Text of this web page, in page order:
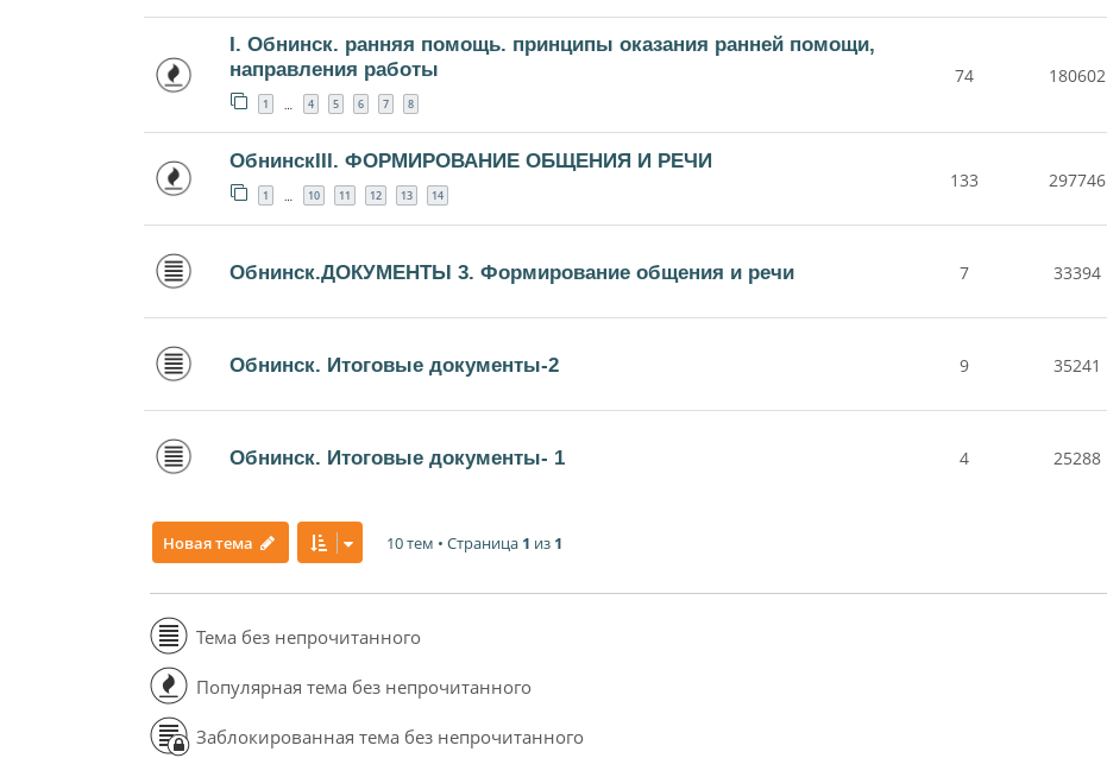
I. Обнинск. ранняя помощь. принципы оказания ранней помощи,
направления работы
1 … 4 5 6 7 8
74 180602
ОбнинскIII. ФОРМИРОВАНИЕ ОБЩЕНИЯ И РЕЧИ
1 … 10 11 12 13 14
133 297746
Обнинск.ДОКУМЕНТЫ 3. Формирование общения и речи 7 33394
Обнинск. Итоговые документы-2 9 35241
Обнинск. Итоговые документы- 1 4 25288
Новая тема 10 тем • Страница 1 из 1
Тема без непрочитанного
Популярная тема без непрочитанного
Заблокированная тема без непрочитанного